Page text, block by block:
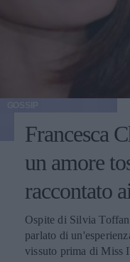
Francesca
un amore
raccontato
Ospite di Silvia
parlato di
vissuto prima di Miss